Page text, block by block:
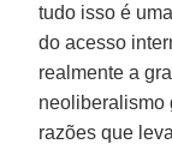
tudo isso é
do acesso
realmente a
neoliberalismo
razões que